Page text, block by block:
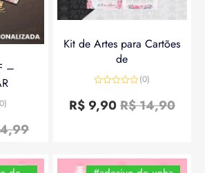
–
Kit de Artes para Cartões
de
0
de
(0)
R$14,90
R$9,90